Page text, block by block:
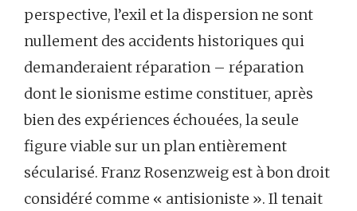
perspective, l’exil et la dispersion ne sont
nullement des accidents historiques qui
demanderaient réparation – réparation
dont le sionisme estime constituer, après
bien des expériences échouées, la seule
figure viable sur un plan entièrement
sécularisé. Franz Rosenzweig est à bon droit
considéré comme « antisioniste ». Il tenait